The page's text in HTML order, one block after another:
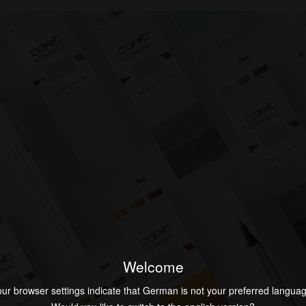
Welcome
browser settings indicate that German is not your preferred